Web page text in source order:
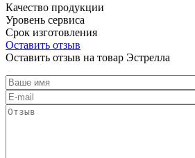
Качество продукции
Уровень сервиса
Срок изготовления
Оставить отзыв
Оставить отзыв на товар Эстрелла